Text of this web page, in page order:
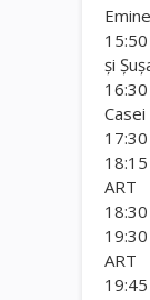
şi
ART
ART